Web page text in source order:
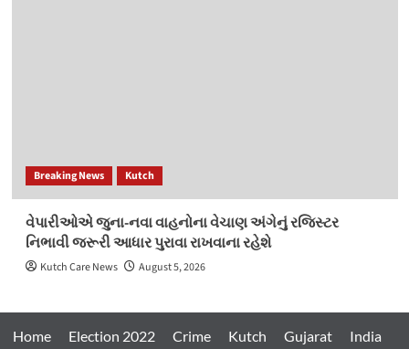
Breaking News Kutch
વેપારીઓએ જુના-નવા વાહનોના વેચાણ અંગેનું રજિસ્ટર
નિભાવી જરૂરી આધાર પુરાવા રાખવાના રહેશે
Kutch Care News August 5, 2026
Home Election 2022 Crime Kutch Gujarat India